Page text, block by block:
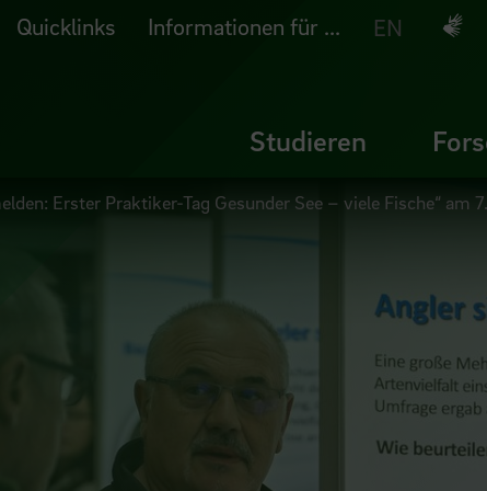
Quicklinks Informationen für ... EN
Studieren
Erster Praktiker-Tag Gesunder See – viele Fische“